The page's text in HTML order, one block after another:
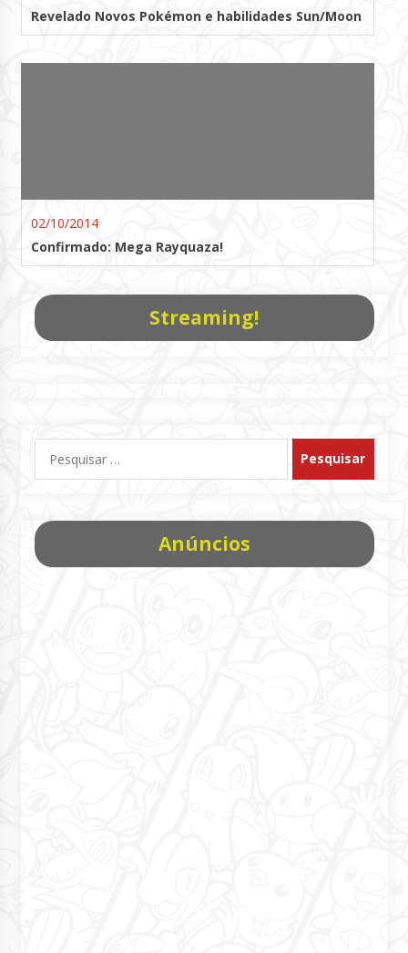
Revelado Novos Pokémon e habilidades Sun/Moon
02/10/2014
Confirmado: Mega Rayquaza!
Streaming!
por:
Anúncios